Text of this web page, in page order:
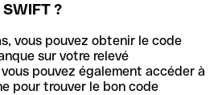
?
vous pouvez obtenir le code
sur votre relevé
pouvez également accéder à
pour trouver le bon code